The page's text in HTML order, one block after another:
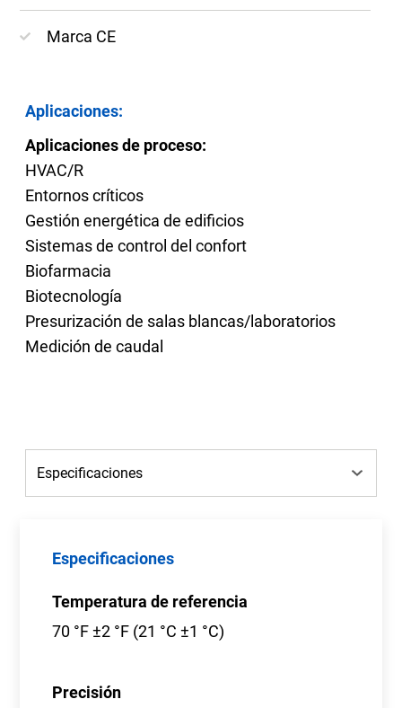
Marca CE
Aplicaciones:
Aplicaciones de proceso:
HVAC/R
Entornos críticos
Gestión energética de edificios
Sistemas de control del confort
Biofarmacia
Biotecnología
Presurización de salas blancas/laboratorios
Medición de caudal
Especificaciones
Temperatura de referencia
70 °F ±2 °F (21 °C ±1 °C)
Precisión